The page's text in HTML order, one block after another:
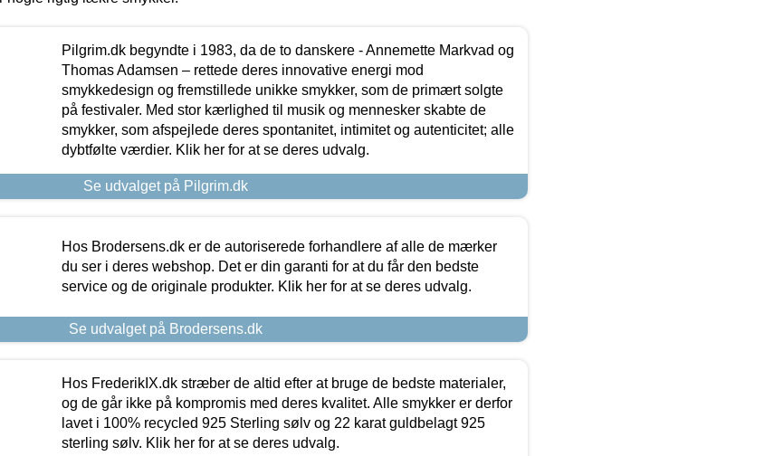
Pilgrim.dk begyndte i 1983, da de to danskere - Annemette Markvad og
Thomas Adamsen – rettede deres innovative energi mod
smykkedesign og fremstillede unikke smykker, som de primært solgte
på festivaler. Med stor kærlighed til musik og mennesker skabte de
smykker, som afspejlede deres spontanitet, intimitet og autenticitet; alle
dybtfølte værdier. Klik her for at se deres udvalg.
Se udvalget på Pilgrim.dk
Hos Brodersens.dk er de autoriserede forhandlere af alle de mærker
du ser i deres webshop. Det er din garanti for at du får den bedste
service og de originale produkter. Klik her for at se deres udvalg.
Se udvalget på Brodersens.dk
Hos FrederikIX.dk stræber de altid efter at bruge de bedste materialer,
og de går ikke på kompromis med deres kvalitet. Alle smykker er derfor
lavet i 100% recycled 925 Sterling sølv og 22 karat guldbelagt 925
sterling sølv. Klik her for at se deres udvalg.